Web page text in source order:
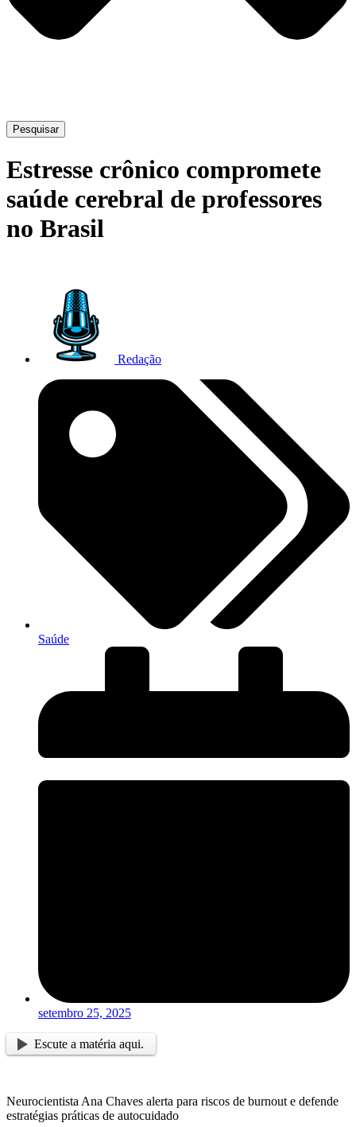
Pesquisar
Estresse crônico compromete
saúde cerebral de professores
no Brasil
Redação
Saúde
setembro 25, 2025
Escute a matéria aqui.
Neurocientista Ana Chaves alerta para riscos de burnout e defende
estratégias práticas de autocuidado